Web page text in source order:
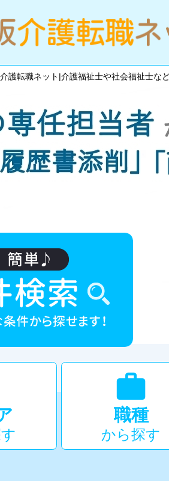
護転職ネット|介護福祉士や社会福祉士な

職種
から探す